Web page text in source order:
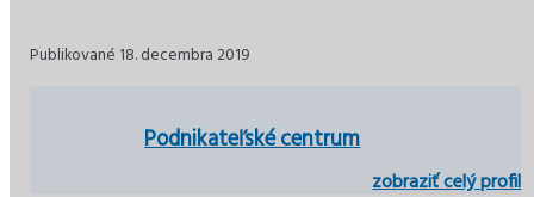
Publikované 18. decembra 2019
Podnikateľské centrum
zobraziť celý profil